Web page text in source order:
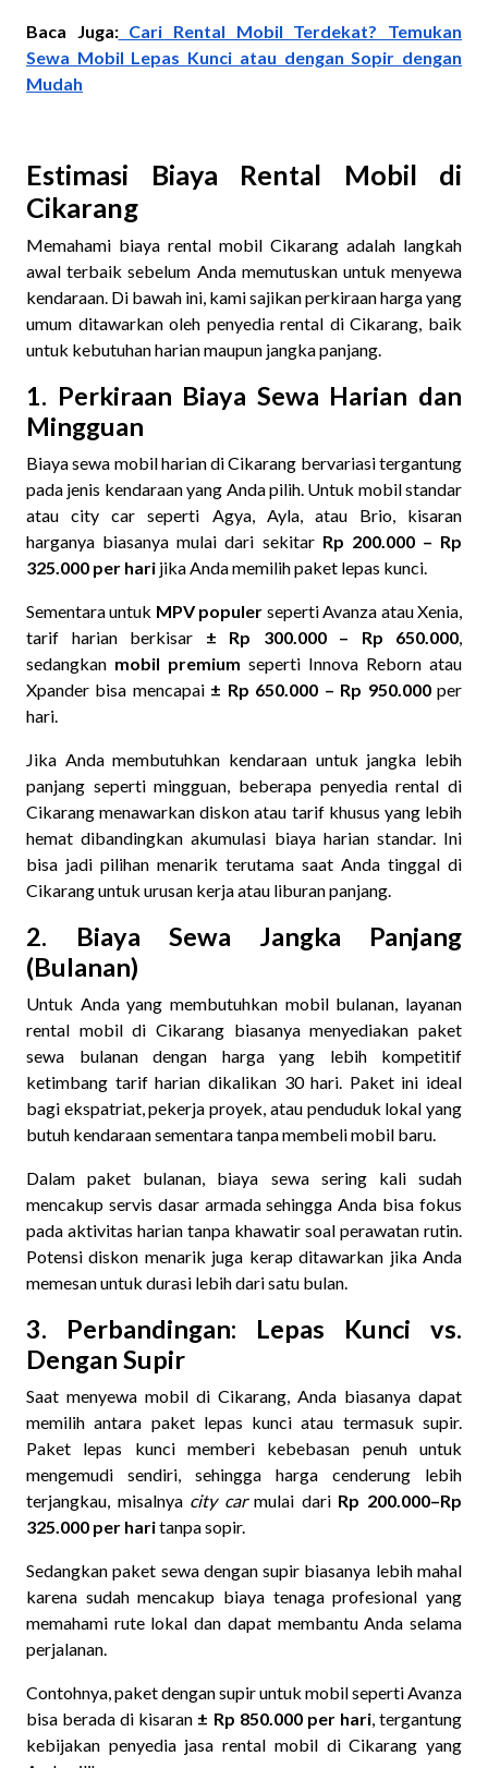
Baca Juga:Cari Rental Mobil Terdekat? Temukan
Sewa Mobil Lepas Kunci atau dengan Sopir dengan
Mudah
Estimasi Biaya Rental Mobil di
Cikarang
Memahami biaya rental mobil Cikarang adalah langkah
awal terbaik sebelum Anda memutuskan untuk menyewa
kendaraan. Di bawah ini, kami sajikan perkiraan harga yang
umum ditawarkan oleh penyedia rental di Cikarang, baik
untuk kebutuhan harian maupun jangka panjang.
1. Perkiraan Biaya Sewa Harian dan
Mingguan
Biaya sewa mobil harian di Cikarang bervariasi tergantung
pada jenis kendaraan yang Anda pilih. Untuk mobil standar
atau city car seperti Agya, Ayla, atau Brio, kisaran
harganya biasanya mulai dari sekitar Rp 200.000 – Rp
325.000 per hari jika Anda memilih paket lepas kunci.
Sementara untuk MPV populer seperti Avanza atau Xenia,
tarif harian berkisar ± Rp 300.000 – Rp 650.000
sedangkan mobil premium seperti Innova Reborn atau
Xpander bisa mencapai ± Rp 650.000 – Rp 950.000per
hari.
Jika Anda membutuhkan kendaraan untuk jangka lebih
panjang seperti mingguan, beberapa penyedia rental di
Cikarang menawarkan diskon atau tarif khusus yang lebih
hemat dibandingkan akumulasi biaya harian standar. Ini
bisa jadi pilihan menarik terutama saat Anda tinggal di
Cikarang untuk urusan kerja atau liburan panjang.
2. Biaya Sewa Jangka Panjang
(Bulanan)
Untuk Anda yang membutuhkan mobil bulanan, layanan
rental mobil di Cikarang biasanya menyediakan paket
sewa bulanan dengan harga yang lebih kompetitif
ketimbang tarif harian dikalikan 30 hari. Paket ini ideal
bagi ekspatriat, pekerja proyek, atau penduduk lokal yang
butuh kendaraan sementara tanpa membeli mobil baru.
Dalam paket bulanan, biaya sewa sering kali sudah
mencakup servis dasar armada sehingga Anda bisa fokus
pada aktivitas harian tanpa khawatir soal perawatan rutin.
Potensi diskon menarik juga kerap ditawarkan jika Anda
memesan untuk durasi lebih dari satu bulan.
3. Perbandingan: Lepas Kunci vs.
Dengan Supir
Saat menyewa mobil di Cikarang, Anda biasanya dapat
memilih antara paket lepas kunci atau termasuk supir.
Paket lepas kunci memberi kebebasan penuh untuk
mengemudi sendiri, sehingga harga cenderung lebih
terjangkau, misalnya city carmulai dari Rp 200.000–Rp
325.000 per haritanpa sopir.
Sedangkan paket sewa dengan supir biasanya lebih mahal
karena sudah mencakup biaya tenaga profesional yang
memahami rute lokal dan dapat membantu Anda selama
perjalanan.
Contohnya, paket dengan supir untuk mobil seperti Avanza
bisa berada di kisaran ± Rp 850.000 per hari, tergantung
kebijakan penyedia jasa rental mobil di Cikarang yang